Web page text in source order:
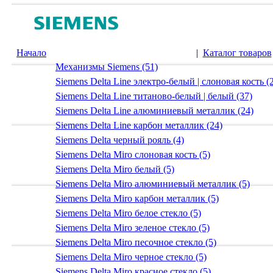
Начало | Каталог товаров
Механизмы Siemens (51)
Siemens Delta Line электро-белый | слоновая кость
Siemens Delta Line титаново-белый | белый (37)
Siemens Delta Line алюминиевый металлик (24)
Siemens Delta Line карбон металлик (24)
Siemens Delta черный рояль (4)
Siemens Delta Miro слоновая кость (5)
Siemens Delta Miro белый (5)
Siemens Delta Miro алюминиевый металлик (5)
Siemens Delta Miro карбон металлик (5)
Siemens Delta Miro белое стекло (5)
Siemens Delta Miro зеленое стекло (5)
Siemens Delta Miro песочное стекло (5)
Siemens Delta Miro черное стекло (5)